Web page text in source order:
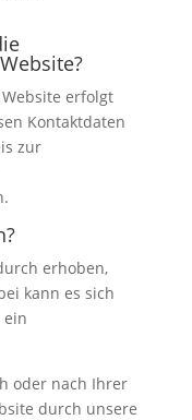
erfolgt
Kontaktdaten
zur
erhoben,
kann es sich
ein
oder nach Ihrer
durch unsere